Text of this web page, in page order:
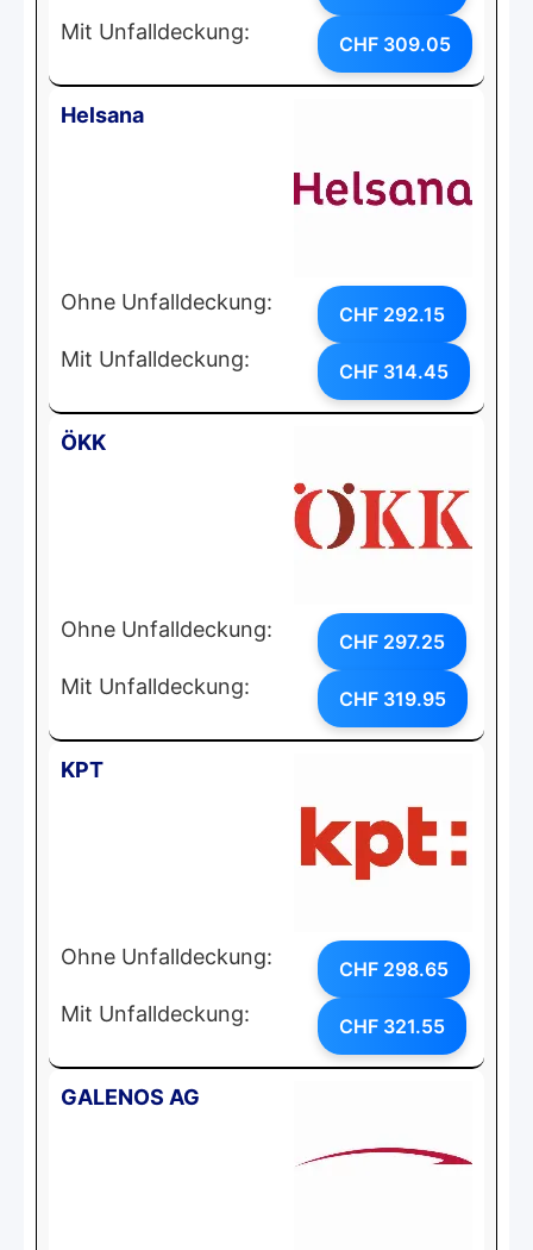
Mit Unfalldeckung: CHF 309.05
Helsana
Ohne Unfalldeckung: CHF 292.15
Mit Unfalldeckung: CHF 314.45
ÖKK
Ohne Unfalldeckung: CHF 297.25
Mit Unfalldeckung: CHF 319.95
KPT
Ohne Unfalldeckung: CHF 298.65
Mit Unfalldeckung: CHF 321.55
GALENOS AG